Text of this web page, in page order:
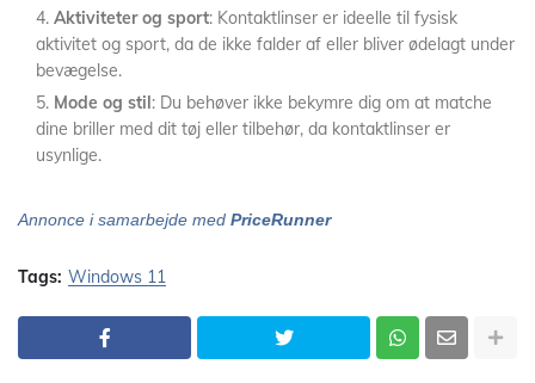
Aktiviteter og sport: Kontaktlinser er ideelle til fysisk
aktivitet og sport, da de ikke falder af eller bliver ødelagt under
bevægelse.
Mode og stil: Du behøver ikke bekymre dig om at matche
dine briller med dit tøj eller tilbehør, da kontaktlinser er
usynlige.
Annonce i samarbejde med PriceRunner
Tags: Windows 11